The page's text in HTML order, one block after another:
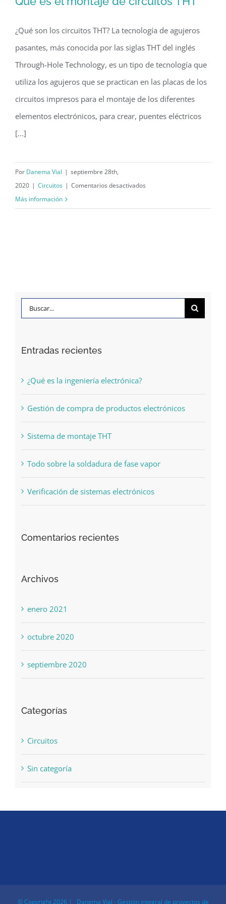
Qué es el montaje de circuitos THT
¿Qué son los circuitos THT? La tecnología de agujeros
pasantes, más conocida por las siglas THT del inglés
Through-Hole Technology, es un tipo de tecnología que
utiliza los agujeros que se practican en las placas de los
circuitos impresos para el montaje de los diferentes
elementos electrónicos, para crear, puentes eléctricos
[...]
Por Danema Vial | septiembre 28th,
2020 | Circuitos | Comentarios desactivados
Más información
Buscar:
Entradas recientes
¿Qué es la ingeniería electrónica?
Gestión de compra de productos electrónicos
Sistema de montaje THT
Todo sobre la soldadura de fase vapor
Verificación de sistemas electrónicos
Comentarios recientes
Archivos
enero 2021
octubre 2020
septiembre 2020
Categorías
Circuitos
Sin categoría
© Copyright2026 | Danema Vial - Gestión integral de proyectos de